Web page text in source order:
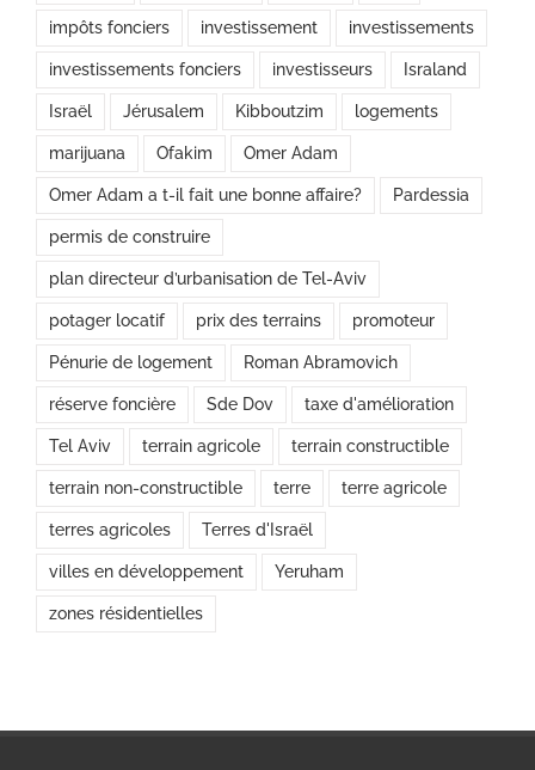
impôts fonciers investissement investissements
investissements fonciers investisseurs Israland
Israël Jérusalem Kibboutzim logements
marijuana Ofakim Omer Adam
Omer Adam a t-il fait une bonne affaire? Pardessia
permis de construire
plan directeur d’urbanisation de Tel-Aviv
potager locatif prix des terrains promoteur
Pénurie de logement Roman Abramovich
réserve foncière Sde Dov taxe d'amélioration
Tel Aviv terrain agricole terrain constructible
terrain non-constructible terre terre agricole
terres agricoles Terres d'Israël
villes en développement Yeruham
zones résidentielles